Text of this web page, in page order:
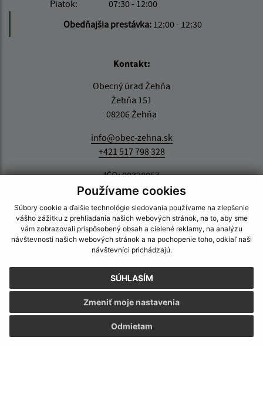
Používame cookies
Súbory cookie a ďalšie technológie sledovania používame na zlepšenie
vášho zážitku z prehliadania našich webových stránok, na to, aby sme
vám zobrazovali prispôsobený obsah a cielené reklamy, na analýzu
návštevnosti našich webových stránok a na pochopenie toho, odkiaľ naši
návštevníci prichádzajú.
SÚHLASÍM
Odmietam
Zmeniť moje nastavenia
Piatok:
07:30 - 12:00
Obedňajšia prestávka: 12:00 - 12:30
Kontakt:
Obecný úrad Žehňa
Žehňa 151
08206 Žehňa
info@obec-zehna.sk
+421 517 798 328
IČO: 00328057